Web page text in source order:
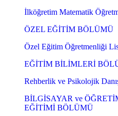
İlköğretim Matematik
ÖZEL EĞİTİM BÖLÜMÜ
Özel Eğitim Öğretmenliği
EĞİTİM BİLİMLERİ
Rehberlik ve Psikolojik
BİLGİSAYAR ve
EĞİTİMİ BÖLÜMÜ